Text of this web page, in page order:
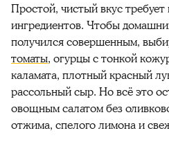
Простой, чистый вкус требует
ингредиентов. Чтобы
получился совершенным,
томаты, огурцы с тонкой
каламата, плотный красный
рассольный сыр. Но всё это
овощным салатом без
отжима, спелого лимона и